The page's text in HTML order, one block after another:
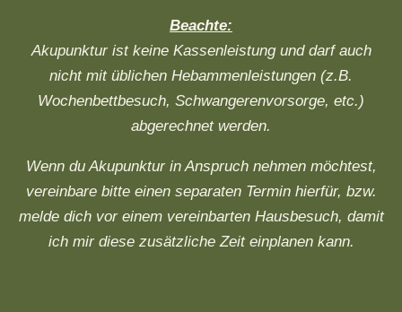
Beachte:
Akupunktur ist keine Kassenleistung und darf auch
nicht mit üblichen Hebammenleistungen (z.B.
Wochenbettbesuch, Schwangerenvorsorge, etc.)
abgerechnet werden.
Wenn du Akupunktur in Anspruch nehmen möchtest,
vereinbare bitte einen separaten Termin hierfür, bzw.
melde dich vor einem vereinbarten Hausbesuch, damit
ich mir diese zusätzliche Zeit einplanen kann.